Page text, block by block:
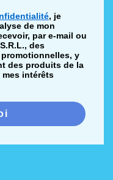
, je
de mon
par e-mail ou
des
y
des produits de la
mes intérêts